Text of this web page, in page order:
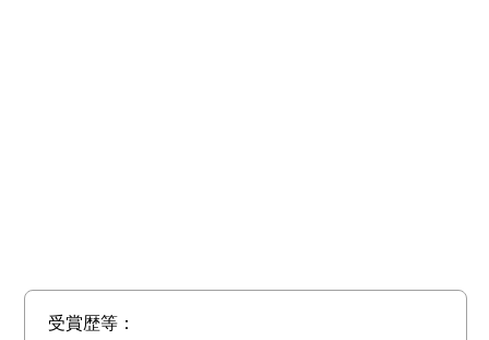
受賞歴等：